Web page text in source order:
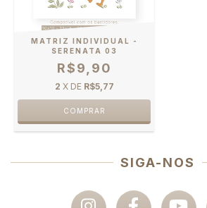
MATRIZ INDIVIDUAL -
SERENATA 03
R$9,90
2 X DE R$5,77
SIGA-NOS